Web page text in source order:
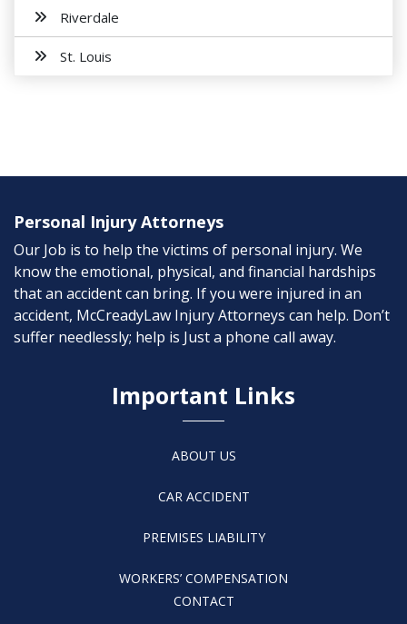
Riverdale
St. Louis
Personal Injury Attorneys
Our Job is to help the victims of personal injury. We
know the emotional, physical, and financial hardships
that an accident can bring. If you were injured in an
accident, McCreadyLaw Injury Attorneys can help. Don’t
suffer needlessly; help is Just a phone call away.
Important Links
ABOUT US
CAR ACCIDENT
PREMISES LIABILITY
WORKERS’ COMPENSATION
CONTACT